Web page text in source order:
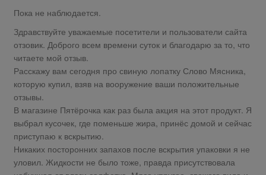
Пока не наблюдается.
Здравствуйте уважаемые посетители и пользователи сайта
отзовик. Доброго всем времени суток и благодарю за то, что
читаете мой отзыв.
Расскажу вам сегодня про свиную лопатку Слово Мясника,
которую купил, взяв на вооружение ваши положительные
отзывы.
В магазине Пятёрочка как раз была акция на этот продукт. Я
выбрал кусочек, где поменьше жира, принёс домой и сейчас
приступаю к вскрытию.
Никаких посторонних запахов после вскрытия упаковки я не
уловил. Жидкости не было тоже, правда присутствовала